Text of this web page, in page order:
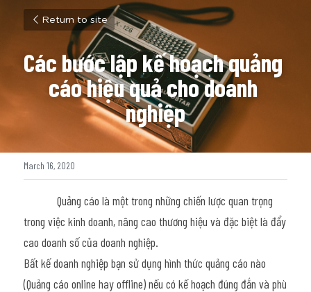
Return to site
Các bước lập kế hoạch quảng
cáo hiệu quả cho doanh
nghiệp
March 16, 2020
trong việc kinh doanh, nâng cao thương hiệu và đặc biệt là đẩy
cao doanh số của doanh nghiệp.
Bất kế doanh nghiệp bạn sử dụng hình thức quảng cáo nào
(Quảng cáo online hay offline) nếu có kế hoạch đúng đắn và phù